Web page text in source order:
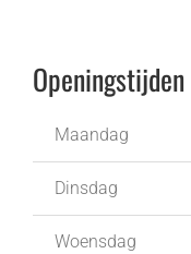
Openingstijden
Maandag
Dinsdag
Woensdag